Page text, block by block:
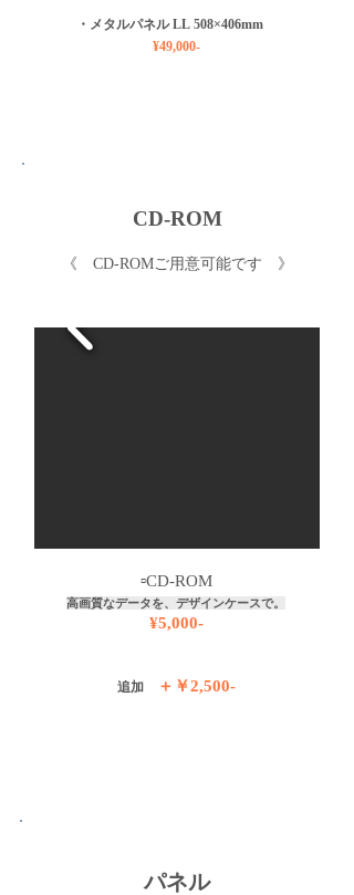
・メタルパネル LL 508×406mm
¥49,000-
CD-ROM
《 ​CD-ROMご用意可能です 》
▫️CD-ROM
高画質なデータを、デザインケースで。
¥5,000-
追加 ＋￥2,500-
パネル